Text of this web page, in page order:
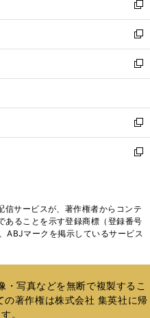
く
で
開
く
ド
ウ
で
開
く
ィ
ン
ド
ウ
で
開
い
ウ
ィ
ン
ド
ウ
開
く
新
し
い
ウ
ィ
ン
ウ
で
開
く
新
し
い
ウ
ン
ド
ウ
で
新
し
ウ
ィ
ン
ド
く
新
し
い
ド
ウ
で
新
ィ
ン
ド
開
く
サービスが、著作権者からコンテ
あることを示す登録商標（登録番号
ABJマークを掲示しているサービス
写真などを無断で複製するこ
の著作権は株式会社 集英社に帰
。